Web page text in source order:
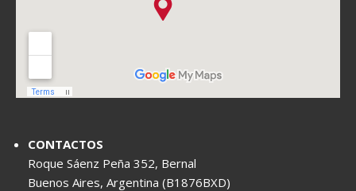
CONTACTOS
Roque Sáenz Peña 352, Bernal
Buenos Aires, Argentina (B1876BXD)